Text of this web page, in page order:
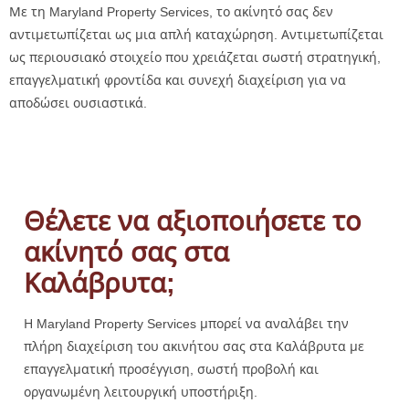
Με τη Maryland Property Services, το ακίνητό σας δεν
αντιμετωπίζεται ως μια απλή καταχώρηση. Αντιμετωπίζεται
ως περιουσιακό στοιχείο που χρειάζεται σωστή στρατηγική,
επαγγελματική φροντίδα και συνεχή διαχείριση για να
αποδώσει ουσιαστικά.
Θέλετε να αξιοποιήσετε το
ακίνητό σας στα
Καλάβρυτα;
Η Maryland Property Services μπορεί να αναλάβει την
πλήρη διαχείριση του ακινήτου σας στα Καλάβρυτα με
επαγγελματική προσέγγιση, σωστή προβολή και
οργανωμένη λειτουργική υποστήριξη.